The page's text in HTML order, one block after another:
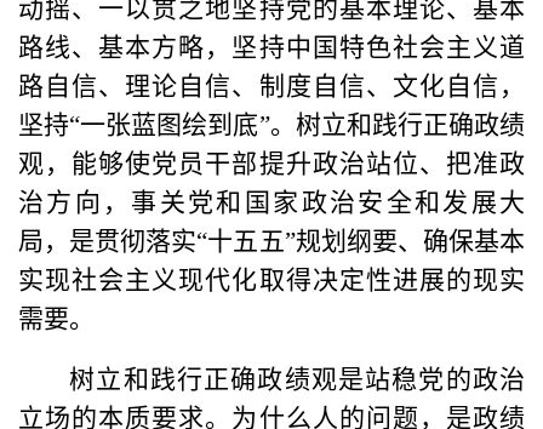
动摇、一以贯之地坚持党的基本理论、基本
路线、基本方略，坚持中国特色社会主义道
路自信、理论自信、制度自信、文化自信，
坚持“一张蓝图绘到底”。树立和践行正确政绩
观，能够使党员干部提升政治站位、把准政
治方向，事关党和国家政治安全和发展大
局，是贯彻落实“十五五”规划纲要、确保基本
实现社会主义现代化取得决定性进展的现实
需要。
树立和践行正确政绩观是站稳党的政治
立场的本质要求。为什么人的问题，是政绩